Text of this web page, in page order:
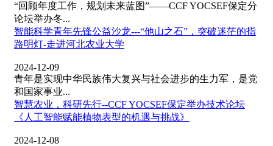
“回顾年度工作，规划未来蓝图”——CCF YOCSEF保定分
论坛举办冬...
智能科学青年先锋公益沙龙---“他山之石”，突破迷茫的指
路明灯-走进河北农业大学
2024-12-09
青年是实现中华民族伟大复兴与社会进步的生力军，是党
和国家事业...
智慧农业，科研先行--CCF YOCSEF保定举办技术论坛
《人工智能赋能植物表型的机遇与挑战》
2024-12-08